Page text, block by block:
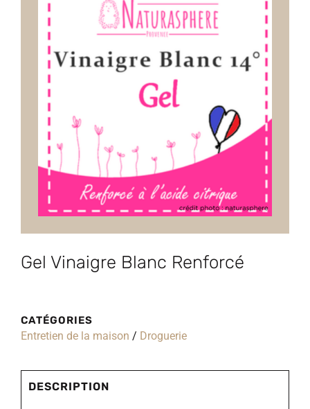
Gel Vinaigre Blanc Renforcé
CATÉGORIES
Entretien de la maison / Droguerie
DESCRIPTION